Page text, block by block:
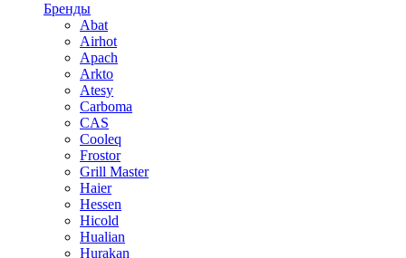
Бренды
Abat
Airhot
Apach
Arkto
Atesy
Carboma
CAS
Cooleq
Frostor
Grill Master
Haier
Hessen
Hicold
Hualian
Hurakan